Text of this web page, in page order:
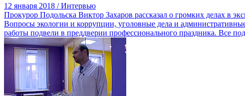
12 января 2018 / Интервью
Прокурор Подольска Виктор Захаров рассказал о громких делах в
Вопросы экологии и коррупции, уголовные дела и
работы подвели в преддверии профессионального праздника. Все